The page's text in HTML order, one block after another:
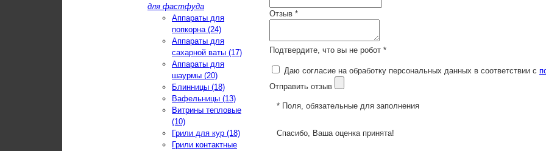
Отзыв *
Подтвердите, что вы не робот *
Даю согласие на обработку персональных данных в соответствии с
Отправить отзыв
* Поля, обязательные для заполнения
Спасибо, Ваша оценка принята!
для фастфуда
Аппараты для
попкорна (24)
Аппараты для
сахарной ваты (17)
Аппараты для
шаурмы (20)
Блинницы (18)
Вафельницы (13)
Витрины тепловые
(10)
Грили для кур (18)
Грили контактные